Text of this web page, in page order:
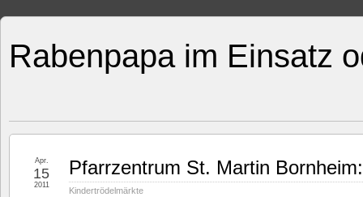
Rabenpapa im Einsatz
Pfarrzentrum St. Martin
Kindertrödelmärkte
Apr.
15
2011